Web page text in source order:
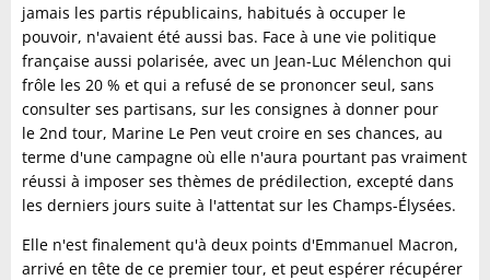
jamais les partis républicains, habitués à occuper le
pouvoir, n'avaient été aussi bas. Face à une vie politique
française aussi polarisée, avec un Jean-Luc Mélenchon qui
frôle les 20 % et qui a refusé de se prononcer seul, sans
consulter ses partisans, sur les consignes à donner pour
le 2nd tour, Marine Le Pen veut croire en ses chances, au
terme d'une campagne où elle n'aura pourtant pas vraiment
réussi à imposer ses thèmes de prédilection, excepté dans
les derniers jours suite à l'attentat sur les Champs-Élysées.
Elle n'est finalement qu'à deux points d'Emmanuel Macron,
arrivé en tête de ce premier tour, et peut espérer récupérer